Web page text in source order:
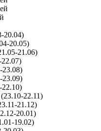
20.04)
20.05)
21.06)
23.08)
23.09)
22.11)
21.12)
20.01)
19.02)